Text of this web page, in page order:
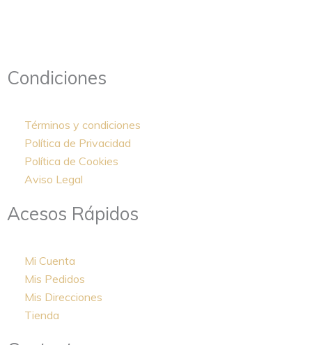
Condiciones
Términos y condiciones
Política de Privacidad
Política de Cookies
Aviso Legal
Acesos Rápidos
Mi Cuenta
Mis Pedidos
Mis Direcciones
Tienda